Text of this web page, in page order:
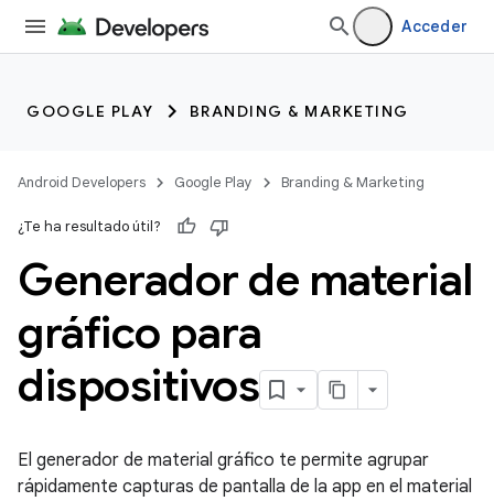
Acceder
GOOGLE PLAY BRANDING & MARKETING
Android Developers Google Play Branding & Marketing
¿Te ha resultado útil?
Generador de material
gráfico para
dispositivos
El generador de material gráfico te permite agrupar
rápidamente capturas de pantalla de la app en el material